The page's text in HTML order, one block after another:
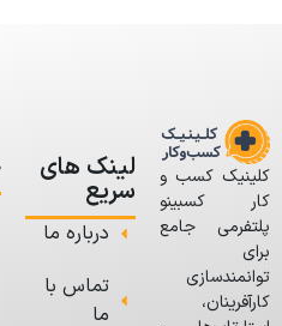
کلینیک کسب و
کار کسبینو
پلتفرمی جامع
برای
توانمندسازی
کارآفرینان،
لینک های
سریع
درباره ما
تماس با
ما